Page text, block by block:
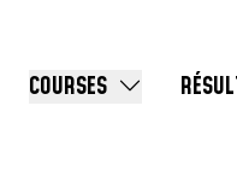
COURSES